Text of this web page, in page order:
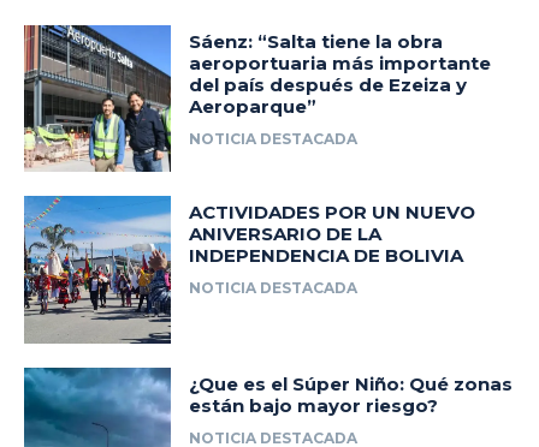
Sáenz: “Salta tiene la obra
aeroportuaria más importante
del país después de Ezeiza y
Aeroparque”
NOTICIA DESTACADA
ACTIVIDADES POR UN NUEVO
ANIVERSARIO DE LA
INDEPENDENCIA DE BOLIVIA
NOTICIA DESTACADA
¿Que es el Súper Niño: Qué zonas
están bajo mayor riesgo?
NOTICIA DESTACADA